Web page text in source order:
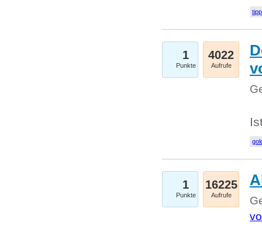
1
Punkte
4022
Aufrufe
1
Punkte
16225
Aufrufe